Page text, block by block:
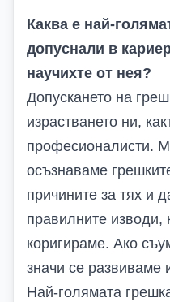
Каква е най-
допуснали в
научихте от нея?
Допускането на
израстването ни,
професионалисти.
осъзнаваме
причините за тях и
правилните изводи,
коригираме. Ако
значи се развиваме
Най-голямата